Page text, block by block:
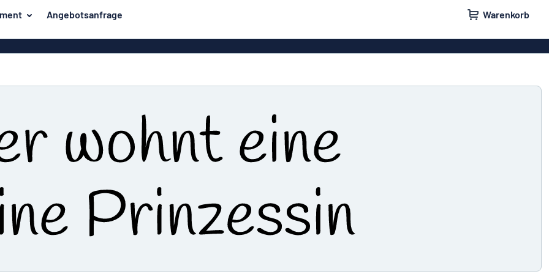
Angebotsanfrage Warenkorb
PVC-Schilder
Klebebuchstaben
Aluminiumschilder im
Aluminiumschilder
Aluminiumverbund-
Hausschilder Türschilder
Parkplatzschilder
Magnetschilder